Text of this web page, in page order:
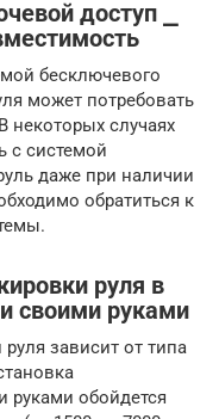
доступ ⎯
бесключевого
может потребовать
некоторых случаях
с системой
даже при наличии
обратиться к
руля в
своими руками
зависит от типа
руками обойдется